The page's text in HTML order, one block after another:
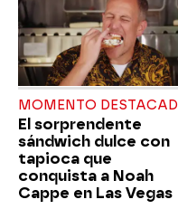
MOMENTO
El sorprendente
sándwich dulce con
tapioca que
conquista a Noah
Cappe en Las Vegas